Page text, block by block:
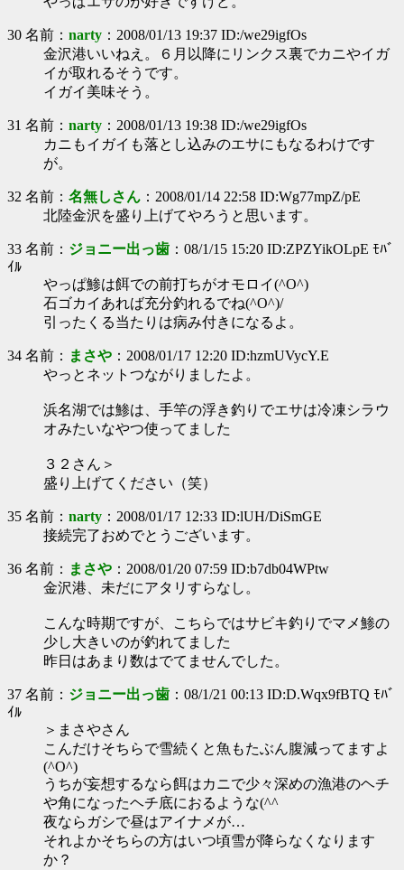
30 名前： narty ：2008/01/13 19:37 ID:/we29igfOs
金沢港いいねえ。６月以降にリンクス裏でカニやイガ
イが取れるそうです。
イガイ美味そう。
31 名前： narty ：2008/01/13 19:38 ID:/we29igfOs
カニもイガイも落とし込みのエサにもなるわけです
が。
32 名前： 名無しさん ：2008/01/14 22:58 ID:Wg77mpZ/pE
北陸金沢を盛り上げてやろうと思います。
33 名前： ジョニー出っ歯 ：08/1/15 15:20 ID:ZPZYikOLpE ﾓﾊﾞ
ｲﾙ
やっぱ鯵は餌での前打ちがオモロイ(^O^)
石ゴカイあれば充分釣れるでね(^O^)/
引ったくる当たりは病み付きになるよ。
34 名前： まさや ：2008/01/17 12:20 ID:hzmUVycY.E
やっとネットつながりましたよ。
浜名湖では鯵は、手竿の浮き釣りでエサは冷凍シラウ
オみたいなやつ使ってました
３２さん＞
盛り上げてください（笑）
35 名前： narty ：2008/01/17 12:33 ID:lUH/DiSmGE
接続完了おめでとうございます。
36 名前： まさや ：2008/01/20 07:59 ID:b7db04WPtw
金沢港、未だにアタリすらなし。
こんな時期ですが、こちらではサビキ釣りでマメ鯵の
少し大きいのが釣れてました
昨日はあまり数はでてませんでした。
37 名前： ジョニー出っ歯 ：08/1/21 00:13 ID:D.Wqx9fBTQ ﾓﾊﾞ
ｲﾙ
＞まさやさん
こんだけそちらで雪続くと魚もたぶん腹減ってますよ
(^O^)
うちが妄想するなら餌はカニで少々深めの漁港のヘチ
や角になったヘチ底におるような(^^ゞ
夜ならガシで昼はアイナメが…
それよかそちらの方はいつ頃雪が降らなくなります
か？